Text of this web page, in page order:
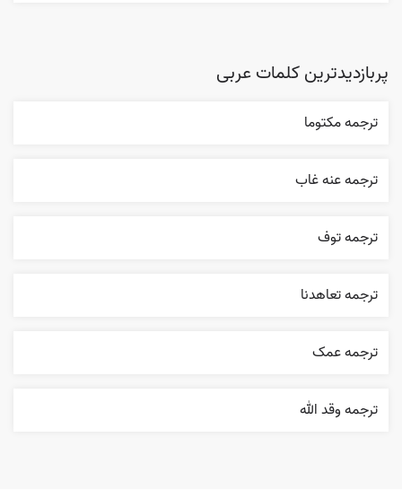
پربازدیدترین کلمات عربی
ترجمه مکتوما
ترجمه عنه غاب
ترجمه توف
ترجمه تعاهدنا
ترجمه عمک
ترجمه وقد الله